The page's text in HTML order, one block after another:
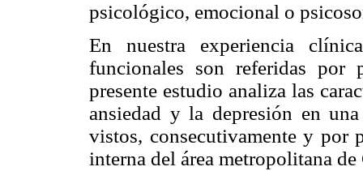
psicológico, emocional o
En nuestra experiencia
funcionales son referidas por
presente estudio analiza las
ansiedad y la depresión en
vistos, consecutivamente y por
interna del área metropolitana de